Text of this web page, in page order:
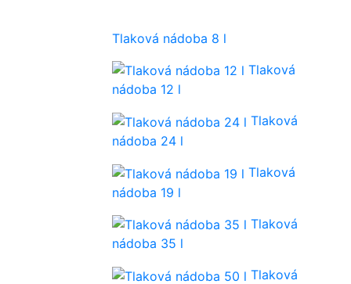
Tlaková nádoba 8 l
Tlaková
nádoba 12 l
Tlaková
nádoba 24 l
Tlaková
nádoba 19 l
Tlaková
nádoba 35 l
Tlaková